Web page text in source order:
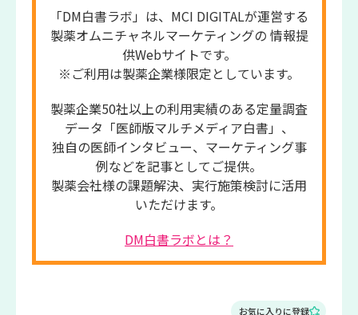
「DM白書ラボ」は、MCI DIGITALが運営する
製薬オムニチャネルマーケティングの 情報提
供Webサイトです。
※ご利用は製薬企業様限定としています。
製薬企業50社以上の利用実績のある定量調査
データ「医師版マルチメディア白書」、
独自の医師インタビュー、マーケティング事
例などを記事としてご提供。
製薬会社様の課題解決、実行施策検討に活用
いただけます。
DM白書ラボとは？
お気に入りに登録